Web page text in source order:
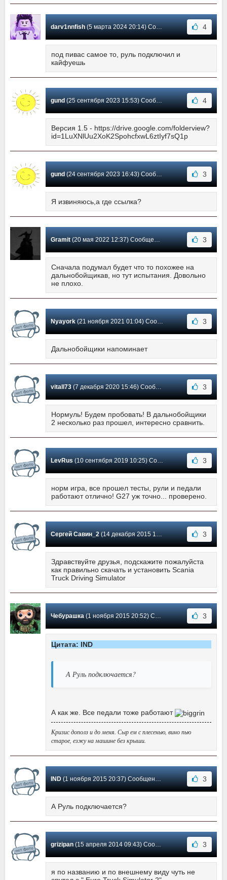
darv1nnfish(5 марта 2024 20:14) Сообщение #35 4
под пивас самое то, руль подключил и
кайфуешь
gund(25 сентября 2023 15:53) Сообщение #34 4
Версия 1.5 - https://drive.google.com/folderview?
id=1LuXNlUu2XoK2SpohcfxwL6ztIyf7sQ1p
gund(24 сентября 2023 16:43) Сообщение #33 3
Я извиняюсь,а где ссылка?
Gramit(20 мая 2022 12:37) Сообщение #32 3
Сначала подумал будет что то похожее на
дальнобойщикав, но тут испытания. Довольно
не плохо.
Nyayork(21 ноября 2021 01:04) Сообщение #31 3
Дальнобойщики напоминает
vitall73(7 декабря 2020 15:46) Сообщение #30 3
Нормуль! Будем пробовать! В дальнобойщики
2 несколько раз прошел, интересно сравнить.
LevRus(10 сентября 2019 10:25) Сообщение #29 3
норм игра, все прошел тесты, рули и педали
работают отлично! G27 уж точно... проверено.
Сергей Савин_2(14 декабря 2015 17:10) Сообщение #28 3
Здравствуйте друзья, подскажите пожалуйста
как правильно скачать и установить Scania
Truck Driving Simulator
Чебурашка(1 ноября 2015 20:52) Сообщение #27 3
Цитата: IND
А Руль подключается?
А как же. Все педали тоже работают
Кризис дополз и до меня. Сыр ем с плесенью, вино пью
старое, езжу на машине без крыши.
IND(1 ноября 2015 20:37) Сообщение #26 3
А Руль подключается?
grizipan(15 апреля 2014 09:43) Сообщение #25 3
я по названию и по внешнему виду чуть не